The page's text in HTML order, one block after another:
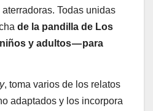
Todas unidas
de la pandilla de Los
y adultos — para
, toma varios de los relatos
adaptados y los incorpora